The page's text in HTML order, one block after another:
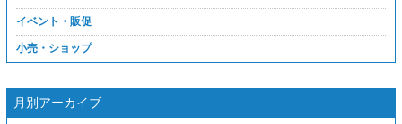
イベント・販促
小売・ショップ
月別アーカイブ